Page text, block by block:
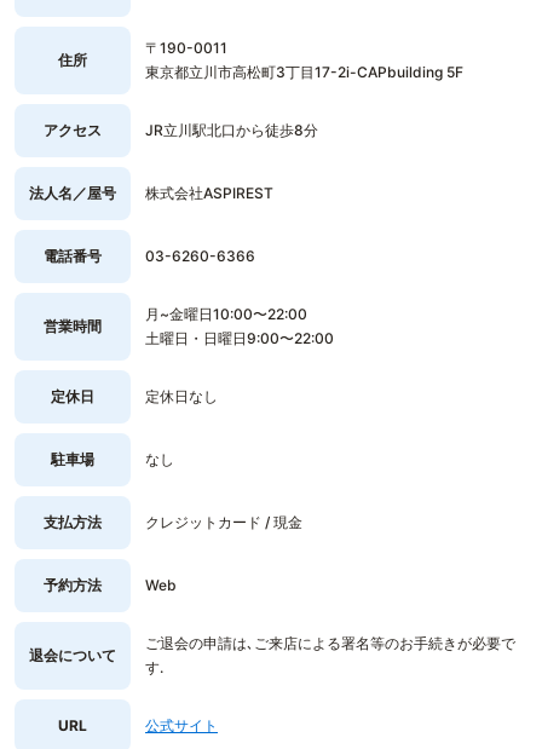
住所
〒190-0011
東京都立川市高松町3丁目17-2i-CAPbuilding 5F
アクセス JR立川駅北口から徒歩8分
法人名／屋号 株式会社ASPIREST
電話番号 03-6260-6366
営業時間
月~金曜日10:00〜22:00
土曜日・日曜日9:00〜22:00
定休日 定休日なし
駐車場 なし
支払方法 クレジットカード / 現金
予約方法 Web
退会について
ご退会の申請は､ご来店による署名等のお手続きが必要で
す.
URL 公式サイト